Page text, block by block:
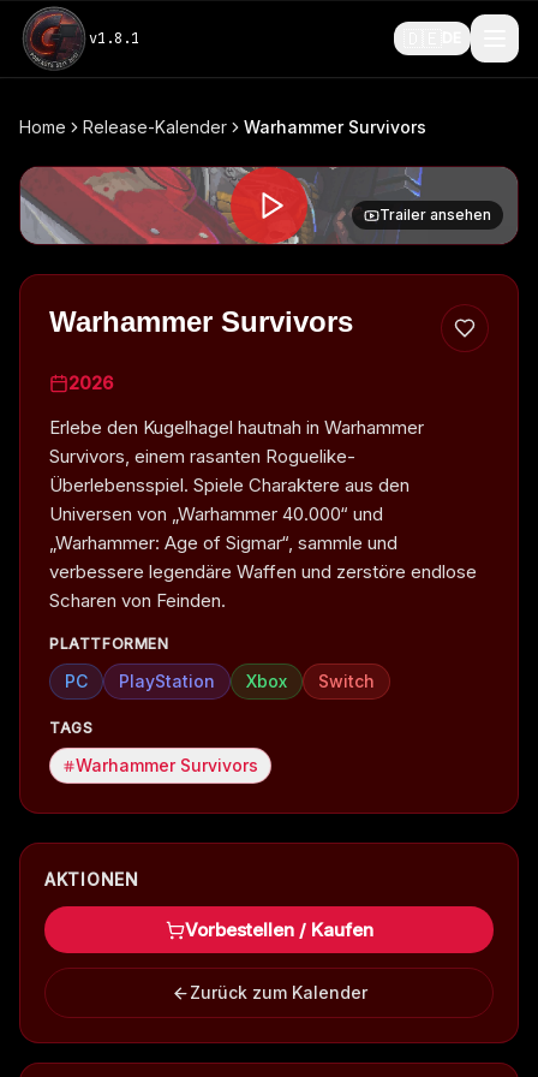
v1.8.1
Home Release-Kalender Warhammer Survivors
Trailer ansehen
Warhammer Survivors
2026
Erlebe den Kugelhagel hautnah in Warhammer
Survivors, einem rasanten Roguelike-
Überlebensspiel. Spiele Charaktere aus den
Universen von „Warhammer 40.000“ und
„Warhammer: Age of Sigmar“, sammle und
verbessere legendäre Waffen und zerstöre endlose
Scharen von Feinden.
PLATTFORMEN
PC PlayStation Xbox Switch
TAGS
Warhammer Survivors
AKTIONEN
Vorbestellen / Kaufen
Zurück zum Kalender